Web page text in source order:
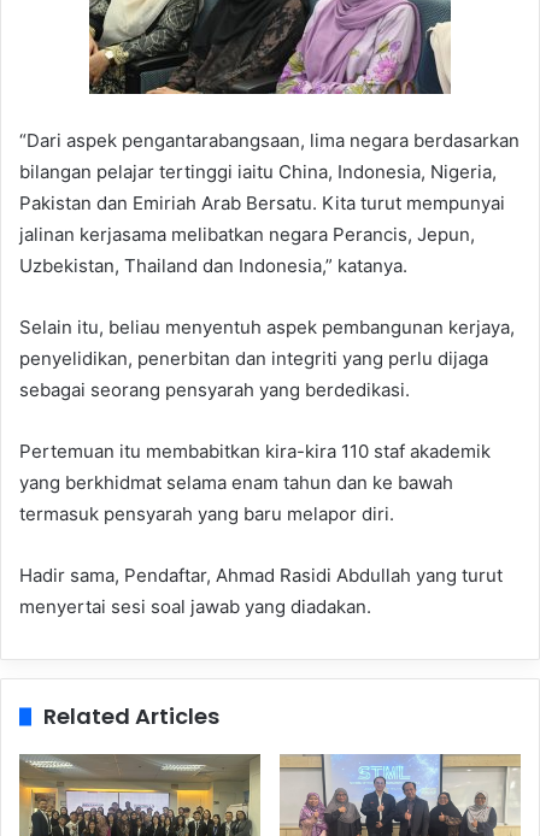
“Dari aspek pengantarabangsaan, lima negara berdasarkan
bilangan pelajar tertinggi iaitu China, Indonesia, Nigeria,
Pakistan dan Emiriah Arab Bersatu. Kita turut mempunyai
jalinan kerjasama melibatkan negara Perancis, Jepun,
Uzbekistan, Thailand dan Indonesia,” katanya.
Selain itu, beliau menyentuh aspek pembangunan kerjaya,
penyelidikan, penerbitan dan integriti yang perlu dijaga
sebagai seorang pensyarah yang berdedikasi.
Pertemuan itu membabitkan kira-kira 110 staf akademik
yang berkhidmat selama enam tahun dan ke bawah
termasuk pensyarah yang baru melapor diri.
Hadir sama, Pendaftar, Ahmad Rasidi Abdullah yang turut
menyertai sesi soal jawab yang diadakan.
Related Articles